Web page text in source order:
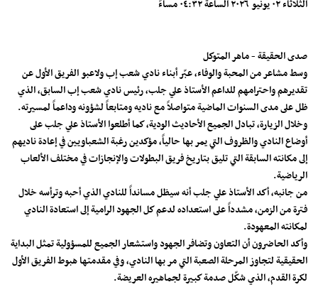
الثلاثاء ٠٢ يونيو ٢٠٢٦ الساعة ٠٤:٣٢ مساءً
صدى الحقيقة - ماهر المتوكل
وسط مشاعر من المحبة والوفاء، عبّر أبناء نادي شعب إب ولاعبو الفريق الأول عن
تقديرهم واحترامهم للداعم الأستاذ علي جلب، رئيس نادي شعب إب السابق، الذي
ظل على مدى السنوات الماضية متواصلاً مع ناديه ومتابعاً لشؤونه وداعماً لمسيرته.
وخلال الزيارة، تبادل الجميع الأحاديث الودية، كما أطلعوا الأستاذ علي جلب على
أوضاع النادي والظروف التي يمر بها حالياً، مؤكدين رغبة الشعباويين في إعادة ناديهم
إلى مكانته السابقة التي تليق بتاريخ فريق البطولات والإنجازات في مختلف الألعاب
الرياضية.
من جانبه، أكد الأستاذ علي جلب أنه سيظل مسانداً للنادي الذي أحبه وترأسه خلال
فترة من الزمن، مشدداً على استعداده لدعم كل الجهود الرامية إلى استعادة النادي
لمكانته المعهودة.
وأكد الحاضرون أن التعاون وتضافر الجهود واستشعار الجميع للمسؤولية تمثل البداية
الحقيقية لتجاوز المرحلة الصعبة التي مر بها النادي، وفي مقدمتها هبوط الفريق الأول
لكرة القدم، الذي شكّل صدمة كبيرة لجماهيره العريضة.